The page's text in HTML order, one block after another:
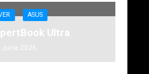
ASUS
Ultra
juna 2026.